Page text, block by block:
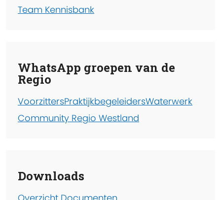
Team Kennisbank
WhatsApp groepen van de
Regio
VoorzittersPraktijkbegeleidersWaterwerk
Community Regio Westland
Downloads